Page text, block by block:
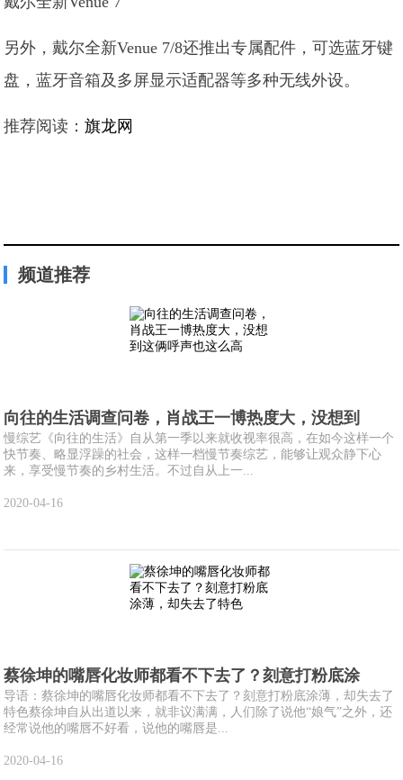
另外，戴尔全新Venue 7/8还推出专属配件，可选蓝牙键
盘，蓝牙音箱及多屏显示适配器等多种无线外设。
推荐阅读：旗龙网
频道推荐
向往的生活调查问卷，肖战王一博热度大，没想到
慢综艺《向往的生活》自从第一季以来就收视率很高，在如今这样一个
快节奏、略显浮躁的社会，这样一档慢节奏综艺，能够让观众静下心
来，享受慢节奏的乡村生活。不过自从上一...
2020-04-16
蔡徐坤的嘴唇化妆师都看不下去了？刻意打粉底涂
导语：蔡徐坤的嘴唇化妆师都看不下去了？刻意打粉底涂薄，却失去了
特色蔡徐坤自从出道以来，就非议满满，人们除了说他“娘气”之外，还
经常说他的嘴唇不好看，说他的嘴唇是...
2020-04-16